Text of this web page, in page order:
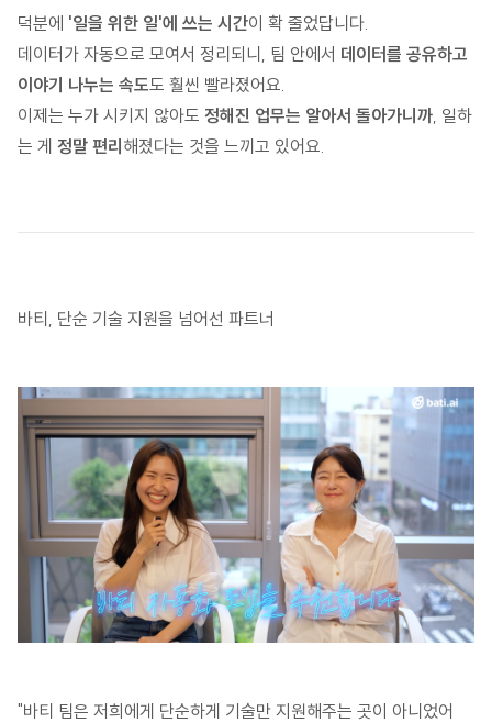
덕분에 '일을 위한 일'에 쓰는 시간이 확 줄었답니다.
데이터가 자동으로 모여서 정리되니, 팀 안에서 데이터를 공유하고
이야기 나누는 속도도 훨씬 빨라졌어요.
이제는 누가 시키지 않아도 정해진 업무는 알아서 돌아가니까, 일하
는 게 정말 편리 해졌다는 것을 느끼고 있어요.
바티, 단순 기술 지원을 넘어선 파트너
"바티 팀은 저희에게 단순하게 기술만 지원해주는 곳이 아니었어